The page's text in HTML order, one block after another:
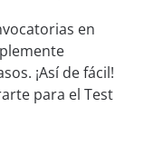
en
¡Así de fácil!
para el Test